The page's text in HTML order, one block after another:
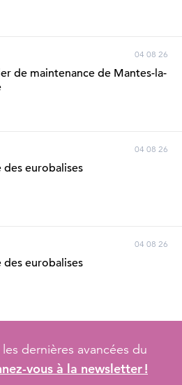
04 08 26
de maintenance de Mantes-la-
04 08 26
des eurobalises
04 08 26
des eurobalises
dernières avancées du
vous à la newsletter !